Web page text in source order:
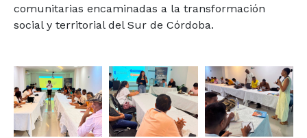
comunitarias encaminadas a la transformación
social y territorial del Sur de Córdoba.